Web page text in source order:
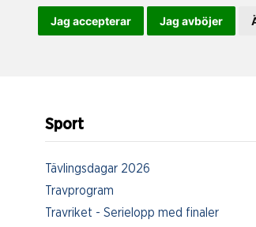
Jag accepterar Jag avböjer
Sport
Tävlingsdagar 2026
Travprogram
Travriket - Serielopp med finaler